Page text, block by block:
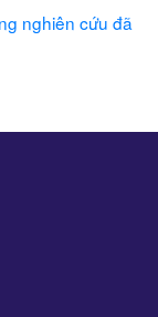
nghiên cứu đã